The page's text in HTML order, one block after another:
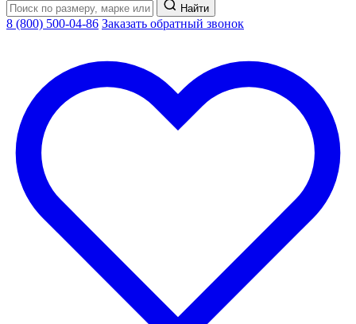
Найти
8 (800) 500-04-86 Заказать обратный звонок